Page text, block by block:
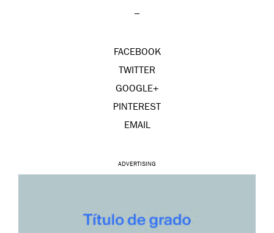
–
FACEBOOK
TWITTER
GOOGLE+
PINTEREST
EMAIL
ADVERTISING